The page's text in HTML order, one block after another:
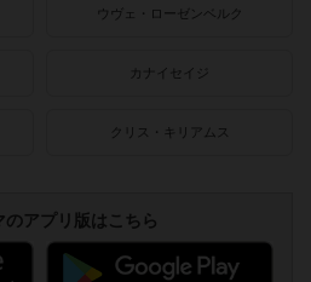
ウヴェ・ローゼンベルク
カナイセイジ
クリス・キリアムス
のアプリ版はこちら